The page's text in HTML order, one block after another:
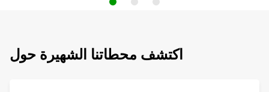
اكتشف محطاتنا الشهيرة حول